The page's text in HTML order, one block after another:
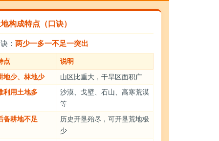
构成特点（口诀）
： 两少一多一不足一突出
点
说明
地少、林地少
山区比重大，干旱区面积广
利用土地多
沙漠、戈壁、石山、高寒荒漠
等
备耕地不足
历史开垦殆尽，可开垦荒地极
少